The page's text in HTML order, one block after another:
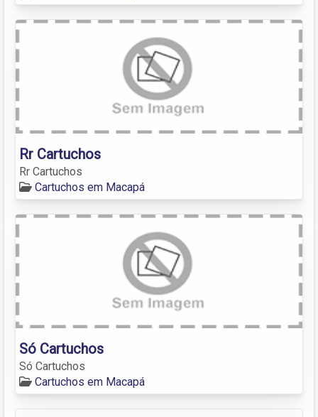
Rr Cartuchos
Rr Cartuchos
Cartuchos em Macapá
Só Cartuchos
Só Cartuchos
Cartuchos em Macapá